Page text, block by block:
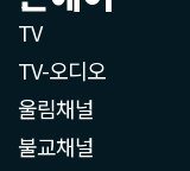
TV
TV-오디오
울림채널
불교채널